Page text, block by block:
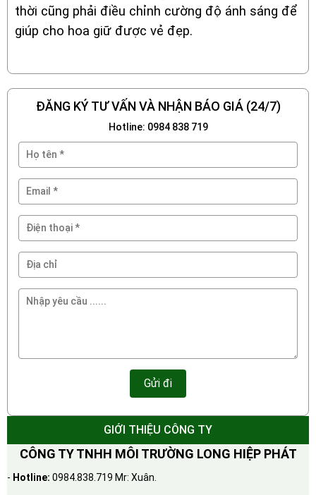
thời cũng phải điều chỉnh cường độ ánh sáng để
giúp cho hoa giữ được vẻ đẹp.
ĐĂNG KÝ TƯ VẤN VÀ NHẬN BÁO GIÁ (24/7)
Hotline: 0984 838 719
GIỚI THIỆU CÔNG TY
CÔNG TY TNHH MÔI TRƯỜNG LONG HIỆP PHÁT
- Hotline: 0984.838.719 Mr: Xuân.